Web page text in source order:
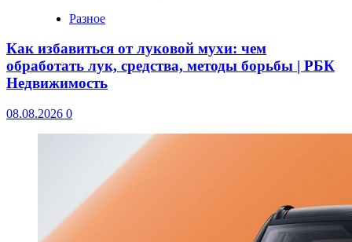
Разное
Как избавиться от луковой мухи: чем
обработать лук, средства, методы борьбы | РБК
Недвижимость
08.08.2026 0